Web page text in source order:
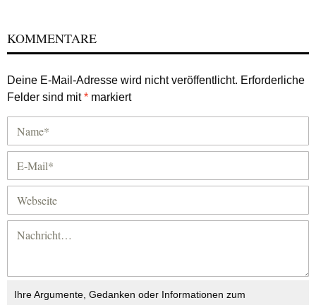
KOMMENTARE
Deine E-Mail-Adresse wird nicht veröffentlicht. Erforderliche
Felder sind mit* markiert
Ihre Argumente, Gedanken oder Informationen zum